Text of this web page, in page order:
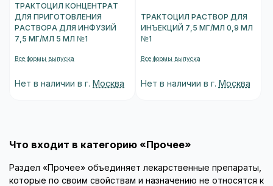
ТРАКТОЦИЛ КОНЦЕНТРАТ
ДЛЯ ПРИГОТОВЛЕНИЯ
РАСТВОРА ДЛЯ ИНФУЗИЙ
7,5 МГ/МЛ 5 МЛ №1
Все формы выпуска
Нет в наличии в г. Москва
ТРАКТОЦИЛ РАСТВОР ДЛЯ
ИНЪЕКЦИЙ 7,5 МГ/МЛ 0,9 МЛ
№1
Все формы выпуска
Нет в наличии в г. Москва
Что входит в категорию «Прочее»
Раздел «Прочее» объединяет лекарственные препараты,
которые по своим свойствам и назначению не относятся к